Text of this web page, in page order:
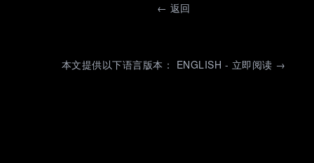
← 返回
本文提供以下语言版本： ENGLISH - 立即阅读 →